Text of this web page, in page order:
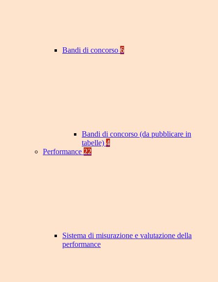
Bandi di concorso 6
Bandi di concorso (da pubblicare in
tabelle) 4
Performance 22
Sistema di misurazione e valutazione della
performance